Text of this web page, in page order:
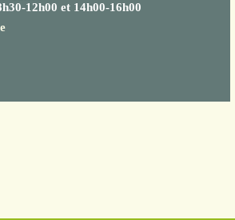
12h00 et 14h00-16h00